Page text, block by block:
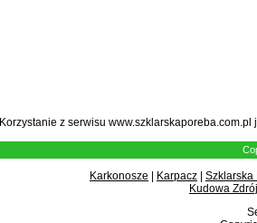
Korzystanie z serwisu
Karkonosze Karpacz
Szklarska
Kudowa